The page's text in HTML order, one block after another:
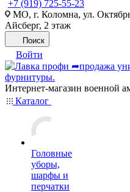
+7 (919) 725-55-23
МО, г. Коломна, ул.
Айсберг, 2 этаж
Поиск
Войти
Интернет-магазин военной
Каталог
Головные
уборы,
шарфы и
перчатки